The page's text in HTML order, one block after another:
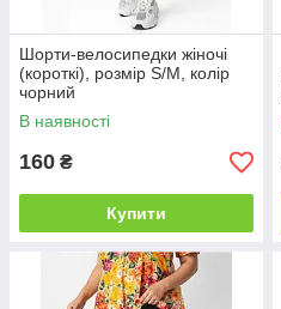
Шорти-велосипедки жіночі
(короткі), розмір S/M, колір
чорний
В наявності
160 ₴
Купити